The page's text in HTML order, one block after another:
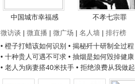
中国城市幸福感
不孝七宗罪
微访谈 | 微直播 | 微广场 | 名人墙 | 排行榜
• 橙子打蜡该如何识别 • 揭秘歼十研制全过程
• 十种贵人可遇不可求 • 抽烟是如何毁掉健康
• 老人为病妻搭40米扶手 • 拒绝浪费从我做起